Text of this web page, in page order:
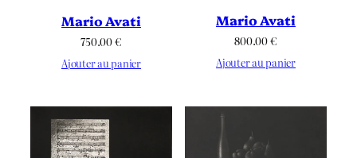
Mario Avati
750.00€
Ajouter au panier
Mario Avati
800.00€
Ajouter au panier